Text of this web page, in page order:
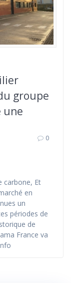
groupe
une
0
carbone, Et
en
un
périodes de
de
France va